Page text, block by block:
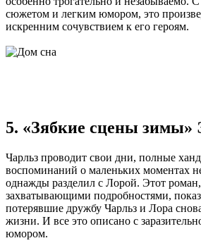
сюжетом и легким юмором, это
искренним сочувствием к его героям.
5. «Зябкие сцены зимы»
Чарльз проводит свои дни, полные
воспоминаний о маленьких моментах
однажды разделил с Лорой. Этот
захватывающими подробностями,
потерявшие дружбу Чарльз и Лора
жизни. И все это описано с
юмором.